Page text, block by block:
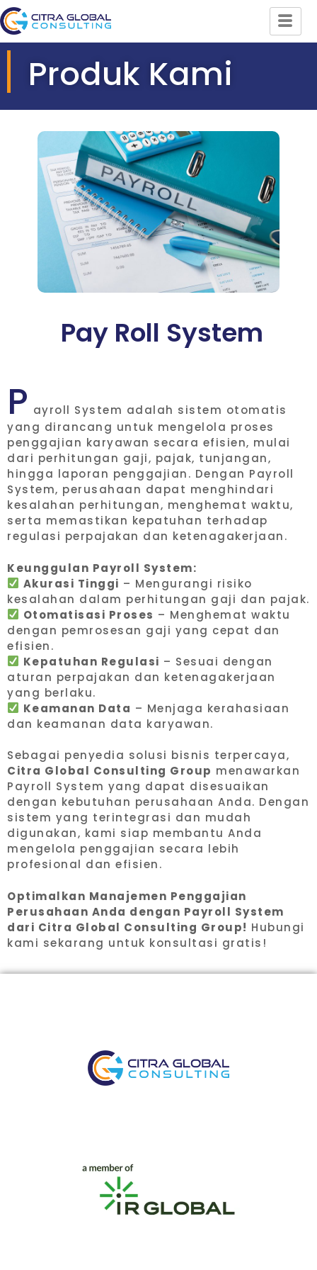
Produk Kami
Pay Roll System
P ayroll System adalah sistem otomatis
yang dirancang untuk mengelola proses
penggajian karyawan secara efisien, mulai
dari perhitungan gaji, pajak, tunjangan,
hingga laporan penggajian. Dengan Payroll
System, perusahaan dapat menghindari
kesalahan perhitungan, menghemat waktu,
serta memastikan kepatuhan terhadap
regulasi perpajakan dan ketenagakerjaan.
Keunggulan Payroll System:
Akurasi Tinggi – Mengurangi risiko
kesalahan dalam perhitungan gaji dan pajak.
Otomatisasi Proses – Menghemat waktu
dengan pemrosesan gaji yang cepat dan
efisien.
Kepatuhan Regulasi – Sesuai dengan
aturan perpajakan dan ketenagakerjaan
yang berlaku.
Keamanan Data – Menjaga kerahasiaan
dan keamanan data karyawan.
Sebagai penyedia solusi bisnis terpercaya,
Citra Global Consulting Group menawarkan
Payroll System yang dapat disesuaikan
dengan kebutuhan perusahaan Anda. Dengan
sistem yang terintegrasi dan mudah
digunakan, kami siap membantu Anda
mengelola penggajian secara lebih
profesional dan efisien.
Optimalkan Manajemen Penggajian
Perusahaan Anda dengan Payroll System
dari Citra Global Consulting Group! Hubungi
kami sekarang untuk konsultasi gratis!